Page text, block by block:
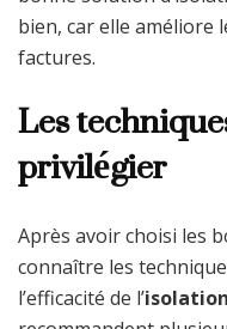
bien, car elle améliore
factures.
Les
privilégier
Après avoir choisi les
connaître les
l’efficacité de l’